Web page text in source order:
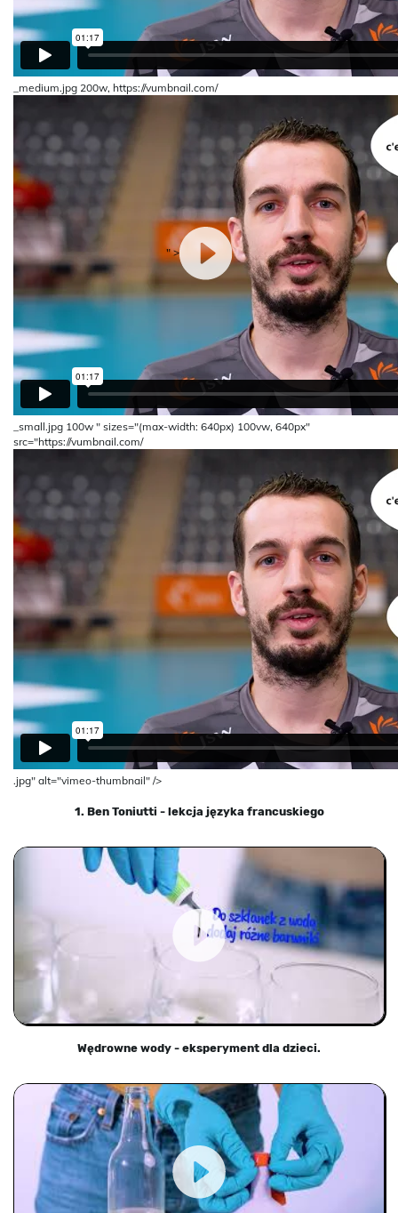
_medium.jpg 200w, https://vumbnail.com/
_small.jpg 100w " sizes="(max-width: 640px) 100vw, 640px"
src="https://vumbnail.com/
.jpg" alt="vimeo-thumbnail" />
" >
1. Ben Toniutti - lekcja języka francuskiego
Wędrowne wody - eksperyment dla dzieci.